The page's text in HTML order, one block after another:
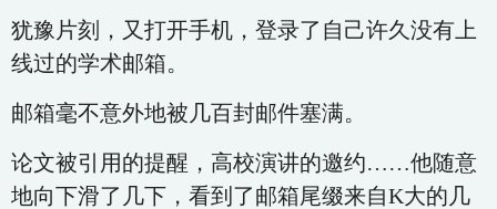
犹豫片刻，又打开手机，登录了自己许久没有上
线过的学术邮箱。
邮箱毫不意外地被几百封邮件塞满。
论文被引用的提醒，高校演讲的邀约……他随意
地向下滑了几下，看到了邮箱尾缀来自K大的几